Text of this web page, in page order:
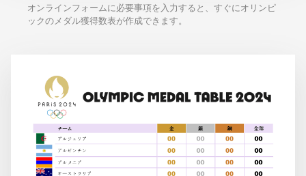
オンラインフォームに必要事項を入力すると、すぐにオリンピ
ックのメダル獲得数表が作成できます。